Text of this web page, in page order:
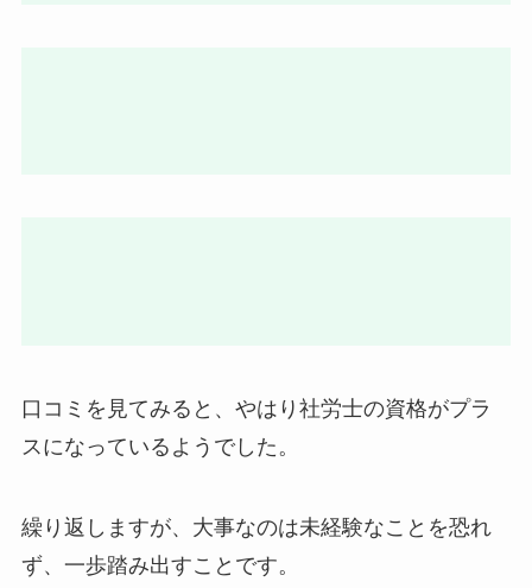
口コミを見てみると、やはり社労士の資格がプラ
スになっているようでした。
繰り返しますが、大事なのは未経験なことを恐れ
ず、一歩踏み出すことです。